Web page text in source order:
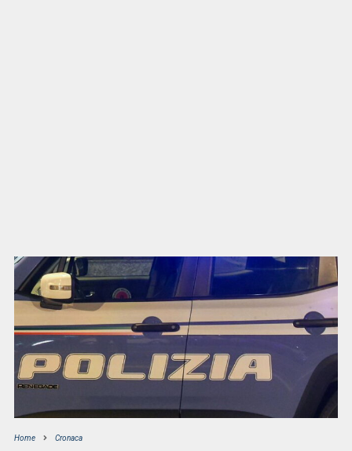
Home Cronaca